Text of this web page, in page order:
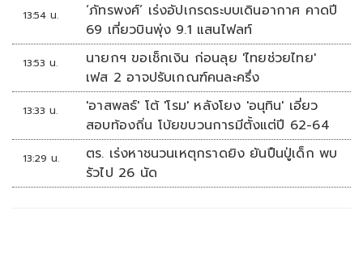
13:54 น.
‘ภัทรพงศ์’ เร่งอัปเกรดระบบเดินอากาศ คาดปี
69 เที่ยวบินพุ่ง 9.1 แสนไฟลท์
13:53 น.
นายกฯ ขอเช็กเงิน ก่อนลุย 'ไทยช่วยไทย'
เฟส 2 อาจปรับเกณฑ์คนละครึ่ง
13:33 น.
'อาสพลธ์' โต้ 'โรม' หลังโยง 'อนุทิน' เอี่ยว
สอบท้องถิ่น โบ้ยขบวนการมีตั้งแต่ปี 62-64
13:29 น.
ตร. เร่งหาชนวนเหตุกราดยิง ยันปืนปู่เด็ก พบ
รัวไป 26 นัด